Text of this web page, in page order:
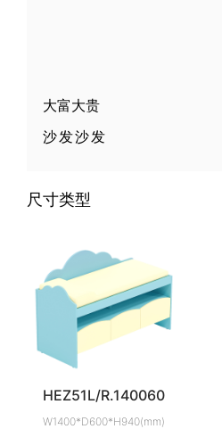
大富大贵
沙发沙发
尺寸类型
HEZ51L/R.140060
W1400*D600*H940(mm)